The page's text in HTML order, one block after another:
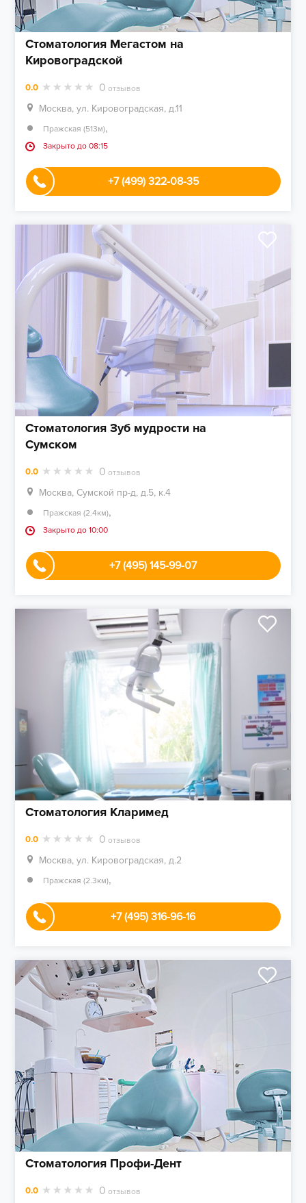
Стоматология Мегастом на
Кировоградской
0.0 0 отзывов
Москва, ул. Кировоградская, д.11
Пражская (513м),
Закрыто до 08:15
+7 (499) 322-08-35
Стоматология Зуб мудрости на
Сумском
0.0 0 отзывов
Москва, Сумской пр-д, д.5, к.4
Пражская (2.4км),
Закрыто до 10:00
+7 (495) 145-99-07
Стоматология Кларимед
0.0 0 отзывов
Москва, ул. Кировоградская, д.2
Пражская (2.3км),
+7 (495) 316-96-16
Стоматология Профи-Дент
0.0 0 отзывов